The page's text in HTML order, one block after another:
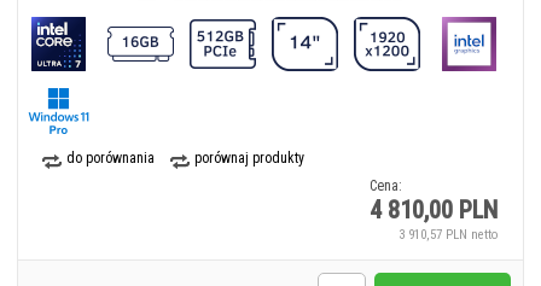
do porównania
porównaj produkty
Cena:
4 810,00 PLN
3 910,57 PLN netto